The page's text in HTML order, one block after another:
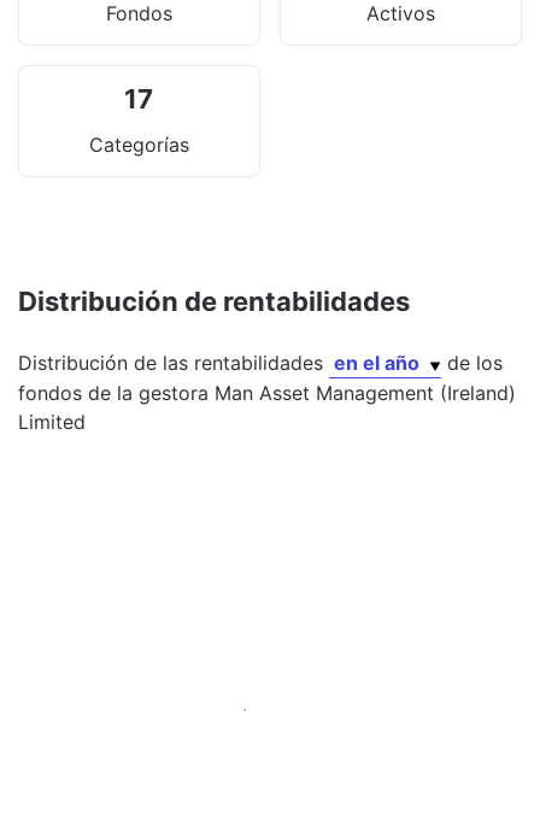
Fondos Activos
17
Categorías
Distribución de rentabilidades
Distribución de las rentabilidades en el año
de los
fondos de la gestora Man Asset Management (Ireland)
Limited